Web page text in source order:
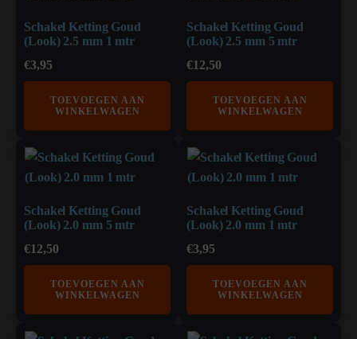
Schakel Ketting Goud
(Look) 2.5 mm 1 mtr
€3,95
TOEVOEGEN AAN
WINKELWAGEN
Schakel Ketting Goud
(Look) 2.5 mm 5 mtr
€12,50
TOEVOEGEN AAN
WINKELWAGEN
Schakel Ketting Goud
(Look) 2.0 mm 5 mtr
€12,50
TOEVOEGEN AAN
WINKELWAGEN
Schakel Ketting Goud
(Look) 2.0 mm 1 mtr
€3,95
TOEVOEGEN AAN
WINKELWAGEN